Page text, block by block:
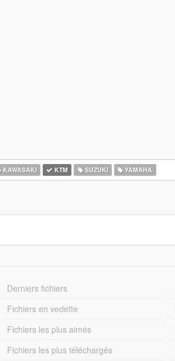
KAWASAKI KTM SUZUKI YAMAHA
Derniers fichiers
Fichiers en vedette
Fichiers les plus aimés
Fichiers les plus téléchargés